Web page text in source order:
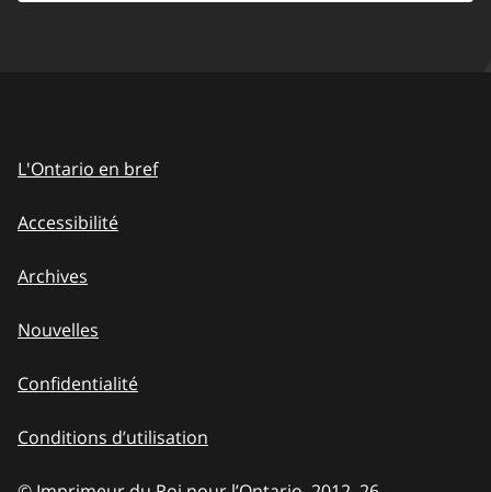
L'Ontario en bref
Accessibilité
Archives
Nouvelles
Confidentialité
Conditions d’utilisation